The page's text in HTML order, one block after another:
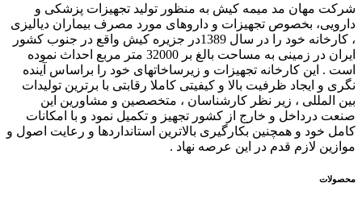
شرکت مهان مد میمه کیش به منظور تولید تجهیزات پزشکی و
دارویی، بخصوص تجهیزات و داروهای مورد مصرف بیماران دیالیزی
، کارخانه خود را در سال 1389در جزیره کیش واقع در جنوب کشور
ایران در زمینی به مساحت بالغ بر 32000 متر مربع احداث نموده
است . این کارخانه تجهیزات و زیرساخاتهای خود را براساس آینده
نگری و ایجاد ظرفیت بالا و کیفیتی کاملا رقابتی با برترین تولیدات
بین المللی ، زیر نظر کارشناسان ، متخصصین و مشاورین این
صنعت درداخل و خارج از کشور تجهیز و تکمیل نمود و با امکانات
کامل خود و همچنین بکارگیری بالاترین استانداردها و رعایت اصول و
موازین لازم قدم در این عرصه نهاد .
محصولات